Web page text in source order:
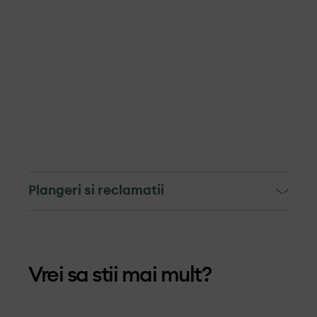
Plangeri si reclamatii
plângerilor
Vrei sa stii mai mult?